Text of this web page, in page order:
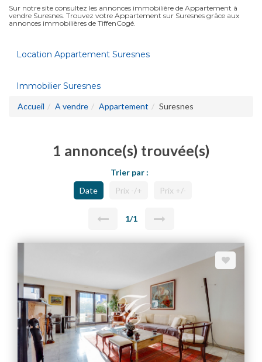
Sur notre site consultez les annonces immobilière de Appartement à
vendre Suresnes. Trouvez votre Appartement sur Suresnes grâce aux
annonces immobilières de TiffenCogé.
Location Appartement Suresnes
Immobilier Suresnes
Accueil A vendre Appartement Suresnes
1 annonce(s) trouvée(s)
Trier par :
Date
Prix -/+ Prix +/-
1/1